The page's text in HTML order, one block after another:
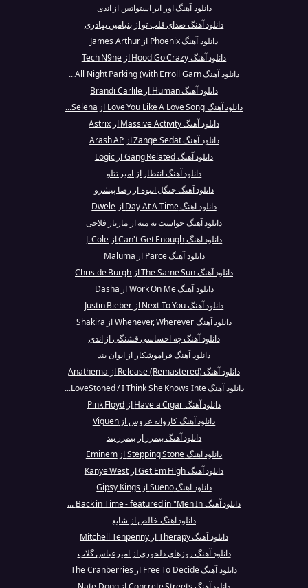
دانلود آهنگ اور ایر استواتس از اندی
دانلود آهنگ صدای قلب تو از بنیامین بهادری
دانلود آهنگ Phoenix از James Arthur
دانلود آهنگ Hood Go Crazy از Tech N9ne
دانلود آهنگ All Night Parking (with Erroll Garn...
دانلود آهنگ Human از Brandi Carlile
دانلود آهنگ Love You Like A Love Song از Selena...
دانلود آهنگ Massive Activity از Astrix
دانلود آهنگ Zange Sedat از Arash AP
دانلود آهنگ Gang Related از Logic
دانلود آهنگ انتظار از امیر تتلو
دانلود آهنگ جنگل انبوه از رضا پیشرو
دانلود آهنگ Day At A Time از Dwele
دانلود آهنگ حواست به منه از مازیار فلاحی
دانلود آهنگ Can't Get Enough از J. Cole
دانلود آهنگ Parce از Maluma
دانلود آهنگ The Same Sun از Chris de Burgh
دانلود آهنگ Work On Me از Dasha
دانلود آهنگ Next To You از Justin Bieber
دانلود آهنگ Whenever, Wherever از Shakira
دانلود آهنگ چه احساسی قشنگی از اندی
دانلود آهنگ فراموشکار از ایوان بند
دانلود آهنگ Release (Remastered) از Anathema
دانلود آهنگ LoveStoned / I Think She Knows Inte...
دانلود آهنگ Have a Cigar از Pink Floyd
دانلود آهنگ کاروانه عروس از Viguen
دانلود آهنگ بیمرز از بیمرز بند
دانلود آهنگ Stepping Stone از Eminem
دانلود آهنگ Get Em High از Kanye West
دانلود آهنگ Sueno از Gipsy Kings
دانلود آهنگ Back in Time - featured in "Men In ...
دانلود آهنگ خالص از شایع
دانلود آهنگ Therapy از Mitchell Tenpenny
دانلود آهنگ روزهای دلخوری از امیرعباس گلاب
دانلود آهنگ Free To Decide از The Cranberries